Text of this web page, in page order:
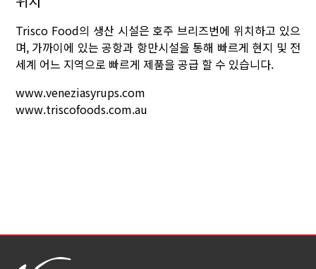
Trisco Food의 생산 시설은 호주 브리즈번에 위치하고 있으
며, 가까이에 있는 공항과 항만시설을 통해 빠르게 현지 및 전
세계 어느 지역으로 빠르게 제품을 공급 할 수 있습니다.
www.veneziasyrups.com
www.triscofoods.com.au